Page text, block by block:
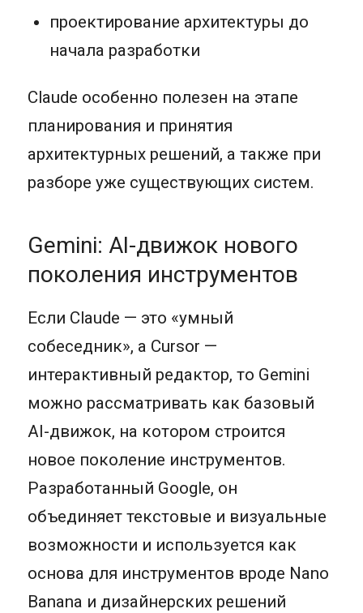
проектирование архитектуры до
начала разработки
Claude особенно полезен на этапе
планирования и принятия
архитектурных решений, а также при
разборе уже существующих систем.
Gemini: AI-движок нового
поколения инструментов
Если Claude — это «умный
собеседник», а Cursor —
интерактивный редактор, то Gemini
можно рассматривать как базовый
AI-движок, на котором строится
новое поколение инструментов.
Разработанный Google, он
объединяет текстовые и визуальные
возможности и используется как
основа для инструментов вроде Nano
Banana и дизайнерских решений